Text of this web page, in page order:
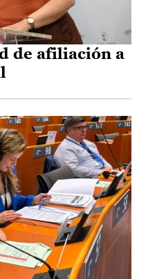
de afiliación a